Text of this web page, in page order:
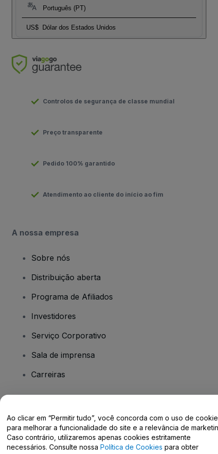
Português (PT)
US$ Dólar dos Estados Unidos
Controlos de segurança de classe mundial
Preço transparente
Pedido 100% garantido
Atendimento ao cliente do início ao fim
A nossa empresa
Sobre nós
Distribuição aberta
Programa de Afiliados
Investidores
Serviço Corporativo
Sala de imprensa
Carreiras
Centro de Ajuda / Fale Conosco
Ao clicar em “Permitir tudo”, você concorda com o uso de
para melhorar a funcionalidade do site e a relevância de
Caso contrário, utilizaremos apenas cookies estritamente
necessários. Consulte nossa Política de Cookies para obter